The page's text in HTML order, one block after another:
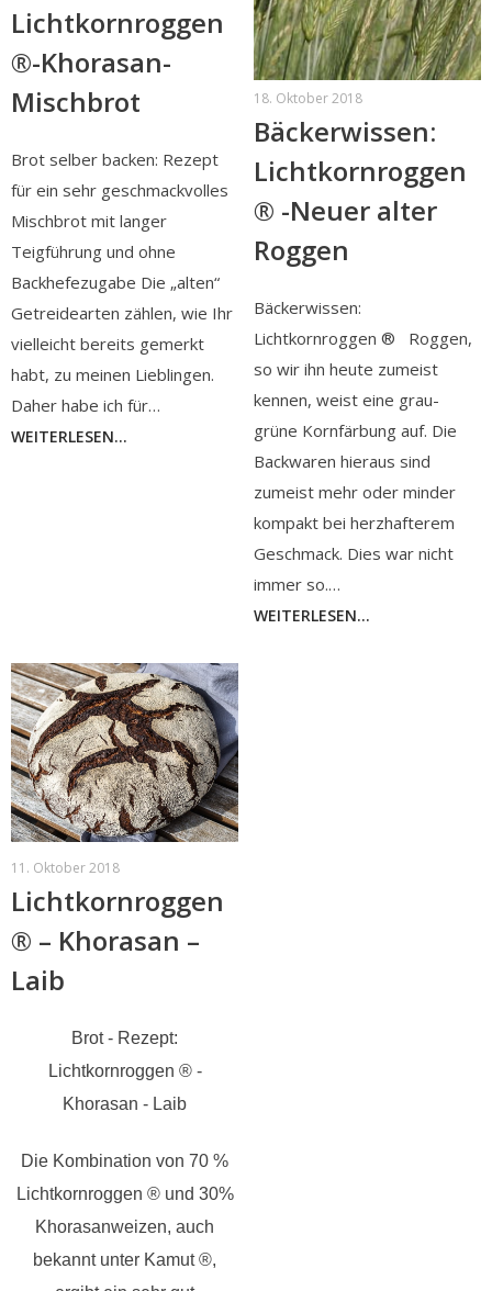
Lichtkornroggen
®-Khorasan-
Mischbrot
Brot selber backen: Rezept
für ein sehr geschmackvolles
Mischbrot mit langer
Teigführung und ohne
Backhefezugabe Die „alten“
Getreidearten zählen, wie Ihr
vielleicht bereits gemerkt
habt, zu meinen Lieblingen.
Daher habe ich für…
WEITERLESEN...
18. Oktober 2018
Bäckerwissen:
Lichtkornroggen
® -Neuer alter
Roggen
Bäckerwissen:
Lichtkornroggen ® Roggen,
so wir ihn heute zumeist
kennen, weist eine grau-
grüne Kornfärbung auf. Die
Backwaren hieraus sind
zumeist mehr oder minder
kompakt bei herzhafterem
Geschmack. Dies war nicht
immer so.…
WEITERLESEN...
11. Oktober 2018
Lichtkornroggen
® – Khorasan –
Laib
Brot - Rezept:
Lichtkornroggen ® -
Khorasan - Laib
Die Kombination von 70 %
Lichtkornroggen ® und 30%
Khorasanweizen, auch
bekannt unter Kamut ®,